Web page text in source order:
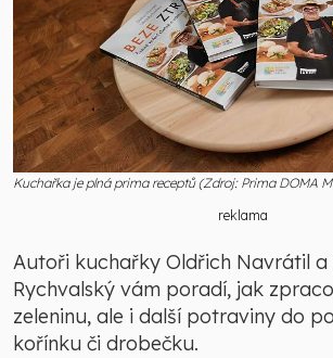
Kuchařka je plná prima receptů (Zdroj: Prima DOMA
reklama
Autoři kuchařky Oldřich Navrátil a
Rychvalský vám poradí, jak
zeleninu, ale i další potraviny do
kořínku či drobečku.